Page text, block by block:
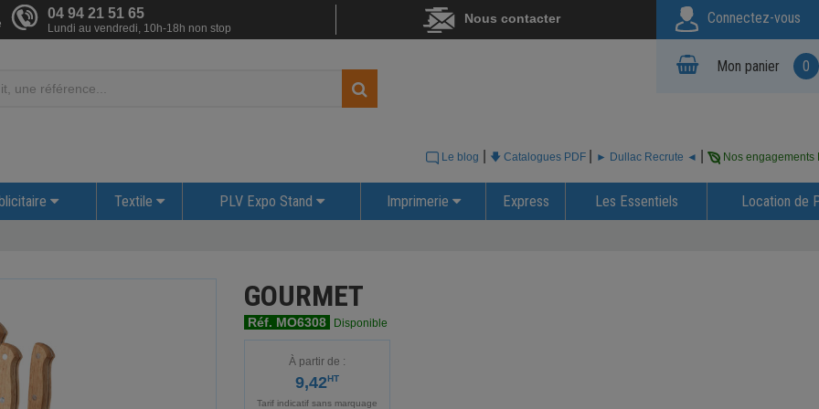
04 94 21 51 65
Lundi au vendredi, 10h-18h non stop
Nous contacter Connectez-vous
Mon panier 0
Le blog 🡇 Catalogues PDF ► Dullac Recrute ◄ Nos engagements
Textile PLV Expo Stand Imprimerie Express Les Essentiels Location de
GOURMET
Réf. MO6308 Disponible
À partir de :
9,42HT
Tarif indicatif sans marquage